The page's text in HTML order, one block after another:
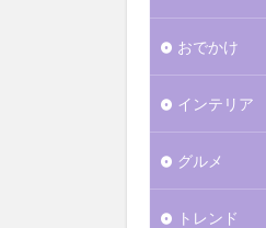
おでかけ
インテリア
グルメ
トレンド